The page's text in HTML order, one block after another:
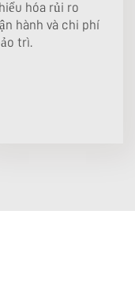
hóa rủi ro
hành và chi phí
trì.